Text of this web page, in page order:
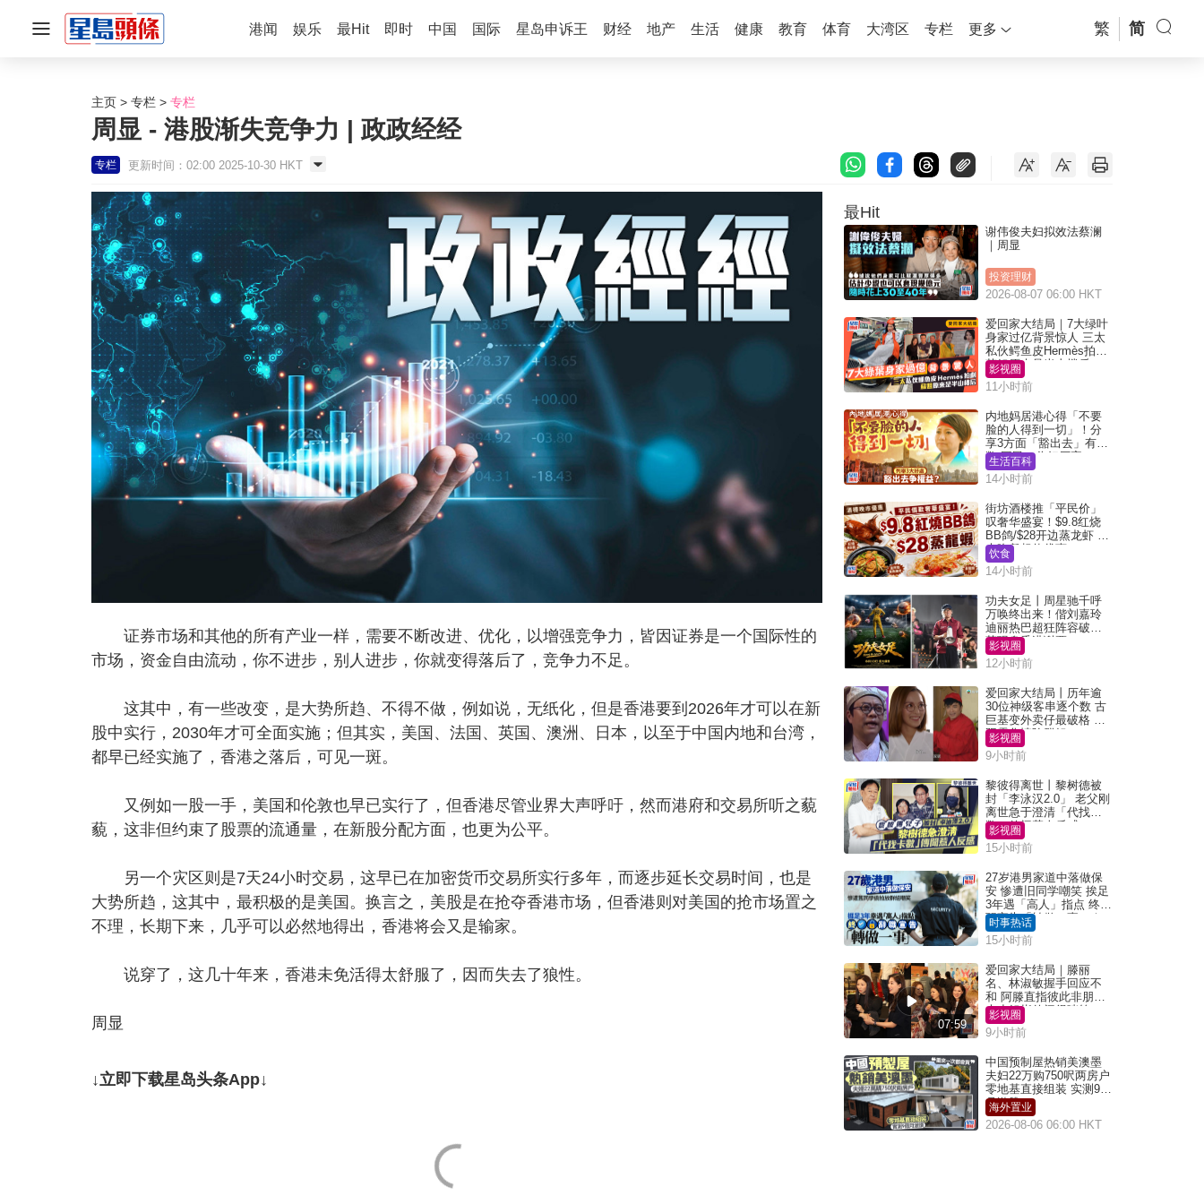
港闻 娱乐 最Hit 即时 中国 国际 星岛申诉王 财经 地产 生活 健康 教育 体育 大湾区 专栏 更多 繁 简
主页 专栏 专栏
周显 - 港股渐失竞争力 | 政政经经
专栏 更新时间：02:00 2025-10-30 HKT
证券市场和其他的所有产业一样，需要不断改进、优化，以增强竞争力，皆因证券是一个国际性的
市场，资金自由流动，你不进步，别人进步，你就变得落后了，竞争力不足。
这其中，有一些改变，是大势所趋、不得不做，例如说，无纸化，但是香港要到2026年才可以在新
股中实行，2030年才可全面实施；但其实，美国、法国、英国、澳洲、日本，以至于中国内地和台湾，
都早已经实施了，香港之落后，可见一斑。
又例如一股一手，美国和伦敦也早已实行了，但香港尽管业界大声呼吁，然而港府和交易所听之藐
藐，这非但约束了股票的流通量，在新股分配方面，也更为公平。
另一个灾区则是7天24小时交易，这早已在加密货币交易所实行多年，而逐步延长交易时间，也是
大势所趋，这其中，最积极的是美国。换言之，美股是在抢夺香港市场，但香港则对美国的抢市场置之
不理，长期下来，几乎可以必然地得出，香港将会又是输家。
说穿了，这几十年来，香港未免活得太舒服了，因而失去了狼性。
周显
↓立即下载星岛头条App↓
最Hit
谢伟俊夫妇拟效法蔡澜
｜周显
投资理财
2026-08-07 06:00 HKT
爱回家大结局｜7大绿叶
身家过亿背景惊人 三太
私伙鳄鱼皮Hermès拍剧
苏姐原来是半山楼后
影视圈
11小时前
内地妈居港心得「不要
脸的人得到一切」！分
享3方面「豁出去」有著
数 网民：你好厉害
生活百科
14小时前
街坊酒楼推「平民价」
叹奢华盛宴！$9.8红烧
BB鸽/$28开边蒸龙虾 3
大晚餐超值优惠
饮食
14小时前
功夫女足丨周星驰千呼
万唤终出来！偕刘嘉玲
迪丽热巴超狂阵容破天
荒现身香港谢票
影视圈
12小时前
爱回家大结局丨历年逾
30位神级客串逐个数 古
巨基变外卖仔最破格 欧
阳震华情陷群姐
影视圈
9小时前
黎彼得离世丨黎树德被
封「李泳汉2.0」 老父刚
离世急于澄清「代找卡
数」传闻惹人反感
影视圈
15小时前
27岁港男家道中落做保
安 惨遭旧同学嘲笑 挨足
3年遇「高人」指点 终辞
职宣告「转做一事」｜
Juicy叮
时事热话
15小时前
07:59
爱回家大结局｜滕丽
名、林淑敏握手回应不
和 阿滕直指彼此非朋友
大小姐指传闻得啖笑
影视圈
9小时前
中国预制屋热销美澳墨
夫妇22万购750呎两房户
零地基直接组装 实测9个
月激赞
海外置业
2026-08-06 06:00 HKT